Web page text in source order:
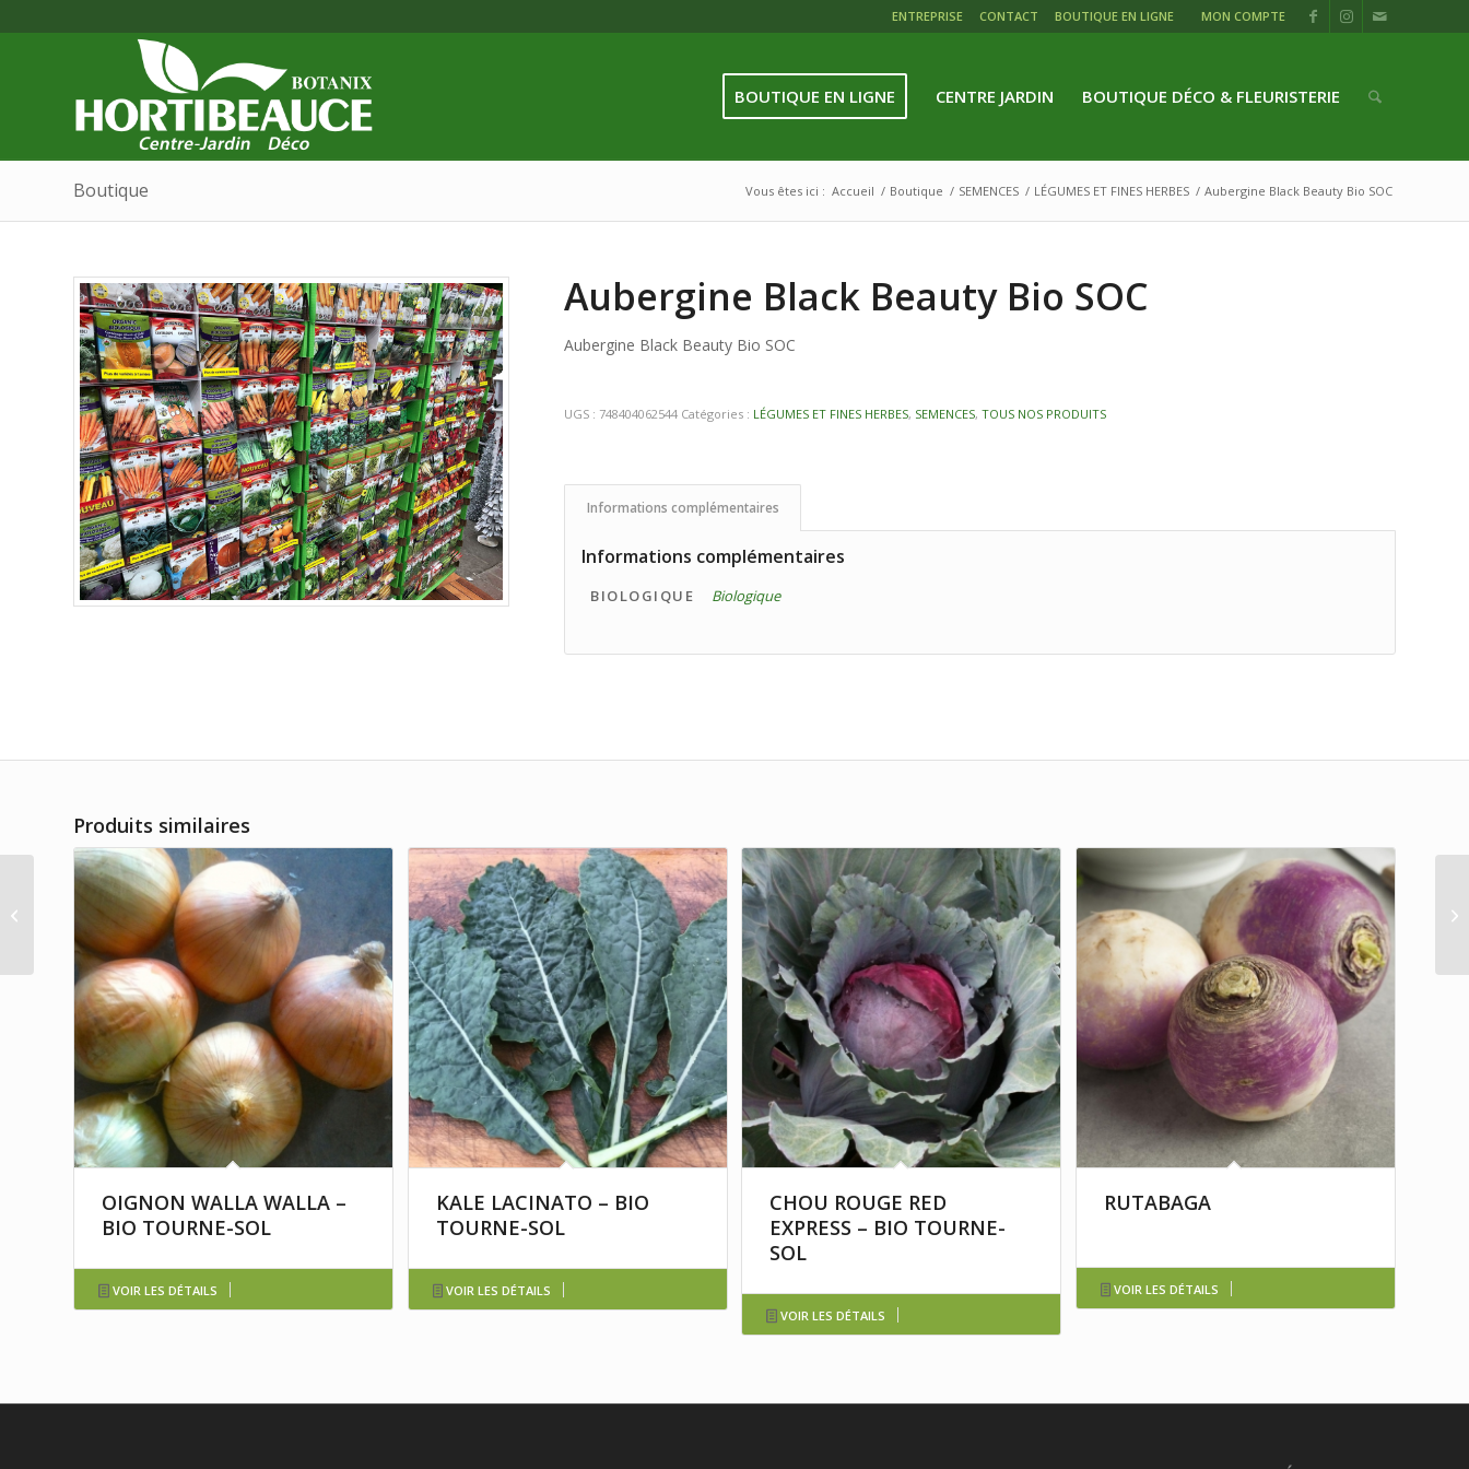
ENTREPRISE CONTACT BOUTIQUE EN LIGNE MON COMPTE
BOUTIQUE EN LIGNE CENTRE JARDIN BOUTIQUE DÉCO & FLEURISTERIE
Boutique Vous êtes ici : Accueil / Boutique / SEMENCES / LÉGUMES ET FINES HERBES / Aubergine Black Beauty Bio SOC
Aubergine Black Beauty Bio SOC
Aubergine Black Beauty Bio SOC
UGS : 748404062544 Catégories : LÉGUMES ET FINES HERBES, SEMENCES,TOUS NOS PRODUITS
Informations complémentaires
Informations complémentaires
BIOLOGIQUE Biologique
Produits similaires
OIGNON WALLA WALLA –
BIO TOURNE-SOL
VOIR LES DÉTAILS
KALE LACINATO – BIO
TOURNE-SOL
VOIR LES DÉTAILS
CHOU ROUGE RED
EXPRESS – BIO TOURNE-
SOL
VOIR LES DÉTAILS
RUTABAGA
VOIR LES DÉTAILS
Fines Herbes Aneth